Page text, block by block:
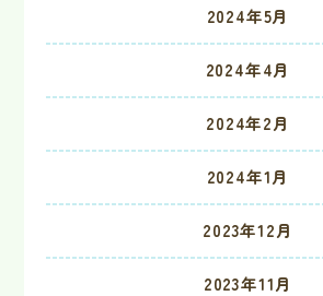
2024年5月
2024年4月
2024年2月
2024年1月
2023年12月
2023年11月